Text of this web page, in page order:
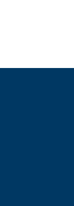
Mail kontaktieren